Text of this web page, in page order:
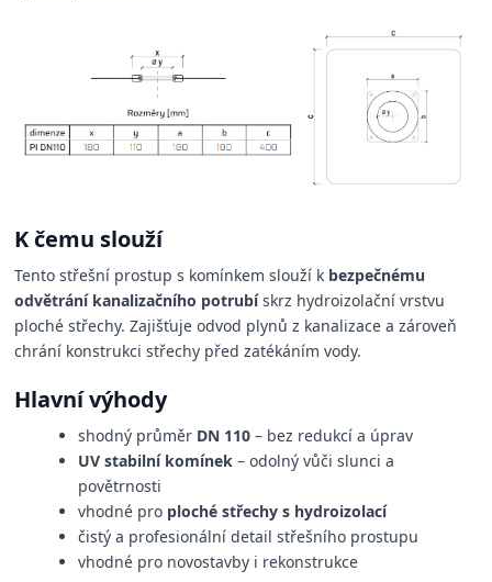
K čemu slouží
Tento střešní prostup s komínkem slouží k bezpečnému
odvětrání kanalizačního potrubískrz hydroizolační vrstvu
ploché střechy. Zajišťuje odvod plynů z kanalizace a zároveň
chrání konstrukci střechy před zatékáním vody.
Hlavní výhody
shodný průměr DN 110 – bez redukcí a úprav
UV stabilní komínek – odolný vůči slunci a
povětrnosti
vhodné pro ploché střechy s hydroizolací
čistý a profesionální detail střešního prostupu
vhodné pro novostavby i rekonstrukce